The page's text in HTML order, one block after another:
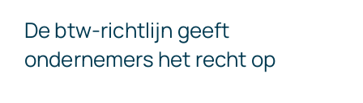
De btw-richtlijn geeft
ondernemers het recht op